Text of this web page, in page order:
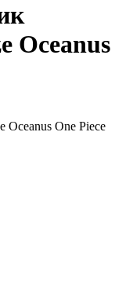
Oceanus
One Piece